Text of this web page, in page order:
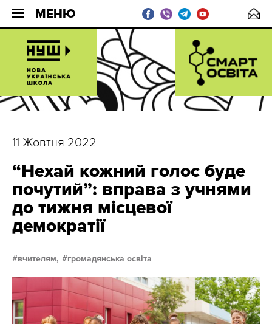
МЕНЮ
11 Жовтня 2022
“Нехай кожний голос буде
почутий”: вправа з учнями
до тижня місцевої
демократії
вчителям, громадянська освіта